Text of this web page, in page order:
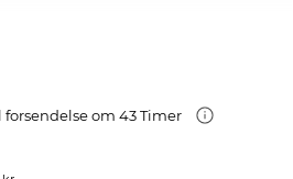
forsendelse om 43 Timer